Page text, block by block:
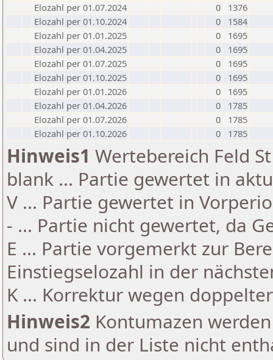
Elozahl per 01.07.2024
0
1376
Elozahl per 01.10.2024
0
1584
Elozahl per 01.01.2025
0
1695
Elozahl per 01.04.2025
0
1695
Elozahl per 01.07.2025
0
1695
Elozahl per 01.10.2025
0
1695
Elozahl per 01.01.2026
0
1695
Elozahl per 01.04.2026
0
1785
Elozahl per 01.07.2026
0
1785
Elozahl per 01.10.2026
0 1785
Hinweis1 Wertebereich Feld
blank ... Partie gewertet in
V ... Partie gewertet in
- ... Partie nicht gewertet, da
E ... Partie vorgemerkt zur
Einstiegselozahl in der
K ... Korrektur wegen
Hinweis2 Kontumazen
und sind in der Liste nicht